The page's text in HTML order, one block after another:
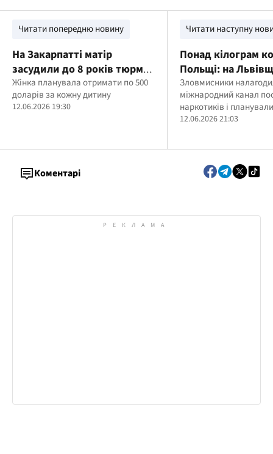
Читати попередню новину
На Закарпатті матір
засудили до 8 років тюрми
за продаж двох дітей для
жебракування
Жінка планувала отримати по 500
доларів за кожну дитину
12.06.2026 19:30
Читати наступну
Понад кілограм
Польщі: на
засудили
наркогрупи
Зловмисники
міжнародний канал
наркотиків і
нові партії кокаїну в
12.06.2026 21:03
Коментарі